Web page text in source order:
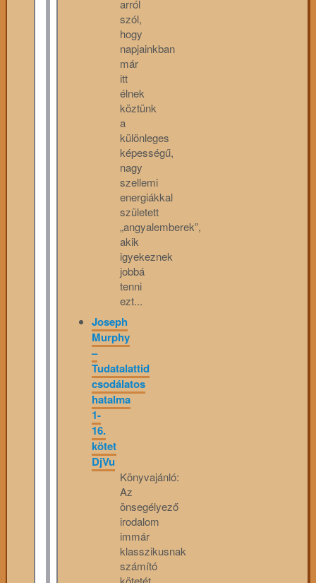
arról
szól,
hogy
napjainkban
már
itt
élnek
köztünk
a
különleges
képességű,
nagy
szellemi
energiákkal
született
„angyalemberek”,
akik
igyekeznek
jobbá
tenni
ezt...
Joseph
Murphy
–
Tudatalattid
csodálatos
hatalma
1-
16.
kötet
DjVu
Könyvajánló:
Az
önsegélyező
irodalom
immár
klasszikusnak
számító